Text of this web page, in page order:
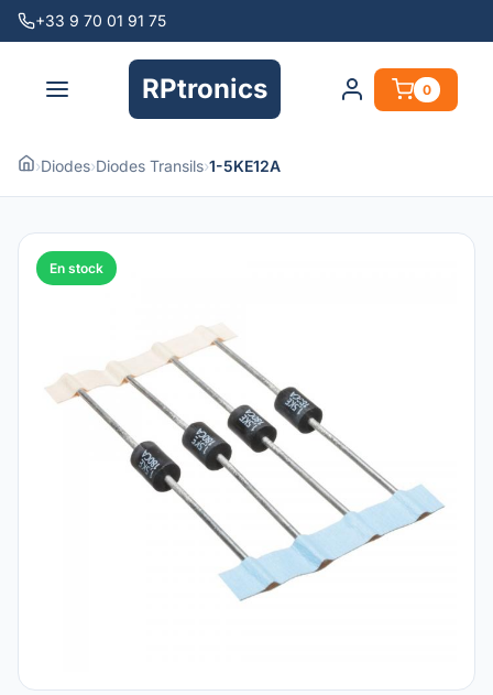
+33 9 70 01 91 75
RPtronics 0
›Diodes›Diodes Transils›1-5KE12A
En stock